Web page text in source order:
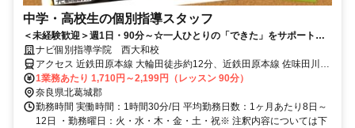
中学・高校生の個別指導スタッフ
＜未経験歓迎＞週1日・90分～☆一人ひとりの「できた」をサポートす
るお仕事！
ナビ個別指導学院 西大和校
アクセス 近鉄田原本線 大輪田徒歩約12分、近鉄田原本線 佐味田川徒
歩約20分、ＪＲ和歌山線 畠田徒歩約23分 大輪田駅より徒歩12分
1業務あたり 1,710円～2,199円（レッスン 90分）
奈良県北葛城郡
勤務時間 実働時間：1時間30分/日 平均勤務日数：1ヶ月あたり8日～
12日 ・勤務曜日：火・水・木・金・土・祝※ 注釈内容については下